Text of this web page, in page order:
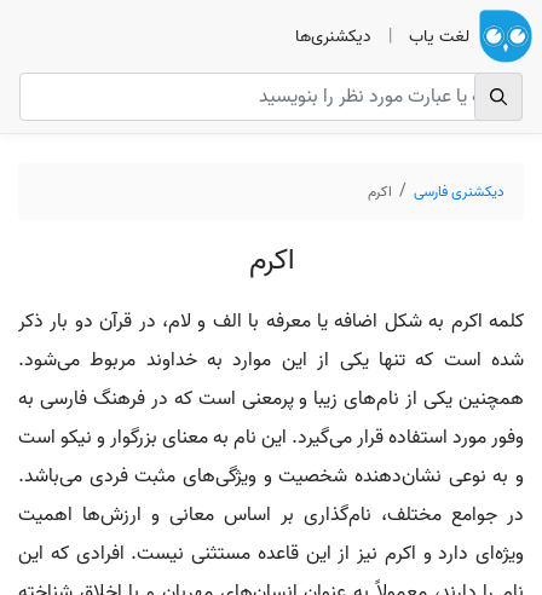
لغت یاب | دیکشنری‌ها
دیکشنری فارسی اکرم
اکرم
کلمه اکرم به شکل اضافه یا معرفه با الف و لام، در قرآن دو بار ذکر
شده است که تنها یکی از این موارد به خداوند مربوط می‌شود.
همچنین یکی از نام‌های زیبا و پرمعنی است که در فرهنگ فارسی به
وفور مورد استفاده قرار می‌گیرد. این نام به معنای بزرگوار و نیکو است
و به نوعی نشان‌دهنده شخصیت و ویژگی‌های مثبت فردی می‌باشد.
در جوامع مختلف، نام‌گذاری بر اساس معانی و ارزش‌ها اهمیت
ویژه‌ای دارد و اکرم نیز از این قاعده مستثنی نیست. افرادی که این